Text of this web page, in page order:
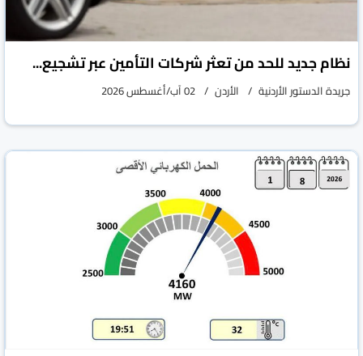
نظام جديد للحد من تعثر شركات التأمين عبر تشجيع...
جريدة الدستور الأردنية الأردن 02 آب/أغسطس 2026